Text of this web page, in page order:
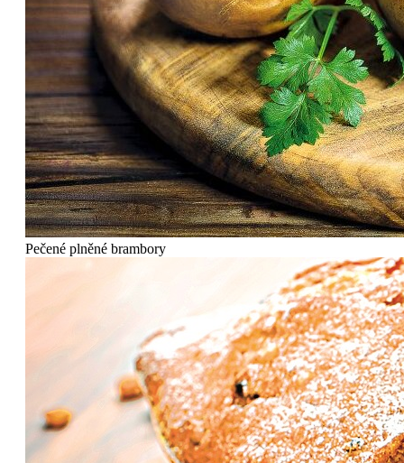
Pečené plněné brambory